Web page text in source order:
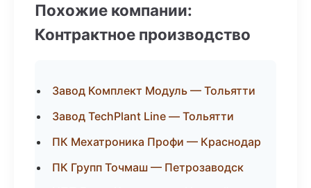
Похожие компании:
Контрактное производство
Завод Комплект Модуль — Тольятти
Завод TechPlant Line — Тольятти
ПК Мехатроника Профи — Краснодар
ПК Групп Точмаш — Петрозаводск